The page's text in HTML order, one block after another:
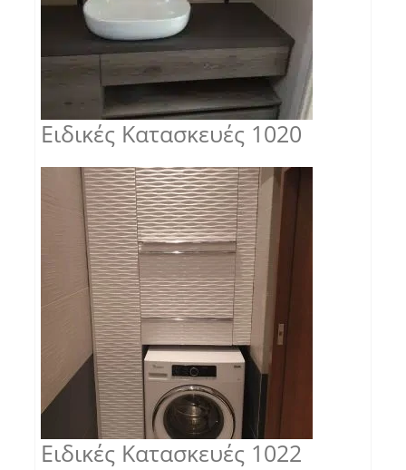
Ειδικές Κατασκευές 1020
Ειδικές Κατασκευές 1022